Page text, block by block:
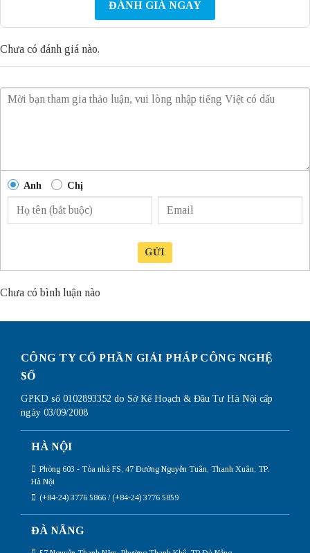
ĐÁNH GIÁ NGAY
Chưa có đánh giá nào.
Anh Chị
GỬI
Chưa có bình luận nào
CÔNG TY CỔ PHẦN GIẢI PHÁP CÔNG NGHỆ
SỐ
GPKD số 0102893352 do Sở Kế Hoạch & Đầu Tư Hà Nội cấp
ngày 03/09/2008
HÀ NỘI
Phòng 603 - Tòa nhà FS, 47 Đường Nguyễn Tuân, Thanh Xuân, TP.
Hà Nội
(+84-24) 3776 5866 / (+84-24) 3776 5859
ĐÀ NẴNG